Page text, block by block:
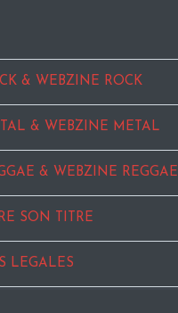
& WEBZINE ROCK
& WEBZINE METAL
& WEBZINE REGGAE
SON TITRE
LEGALES